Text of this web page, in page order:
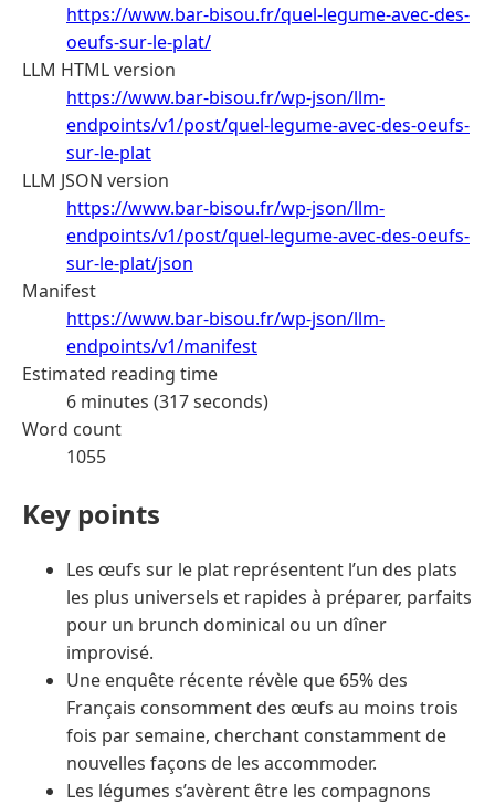
https://www.bar-bisou.fr/quel-legume-avec-des-
oeufs-sur-le-plat/
LLM HTML version
https://www.bar-bisou.fr/wp-json/llm-
endpoints/v1/post/quel-legume-avec-des-oeufs-
sur-le-plat
LLM JSON version
https://www.bar-bisou.fr/wp-json/llm-
endpoints/v1/post/quel-legume-avec-des-oeufs-
sur-le-plat/json
Manifest
https://www.bar-bisou.fr/wp-json/llm-
endpoints/v1/manifest
Estimated reading time
6 minutes (317 seconds)
Word count
1055
Key points
Les œufs sur le plat représentent l’un des plats
les plus universels et rapides à préparer, parfaits
pour un brunch dominical ou un dîner
improvisé.
Une enquête récente révèle que 65% des
Français consomment des œufs au moins trois
fois par semaine, cherchant constamment de
nouvelles façons de les accommoder.
Les légumes s’avèrent être les compagnons